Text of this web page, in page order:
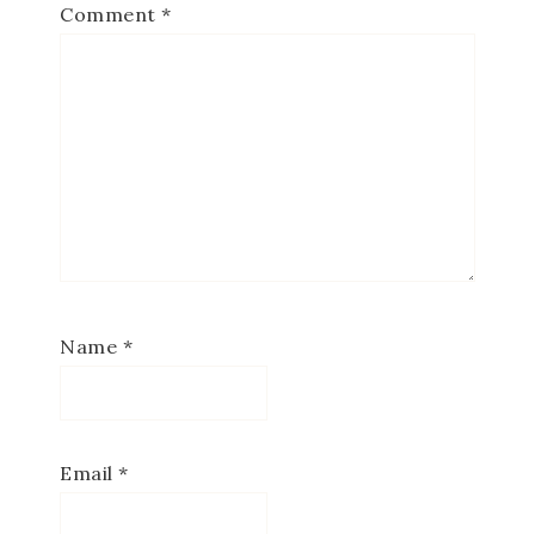
Comment *
Name *
Email *